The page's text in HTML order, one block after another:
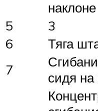
5 3
6
Тяга
7
сидя